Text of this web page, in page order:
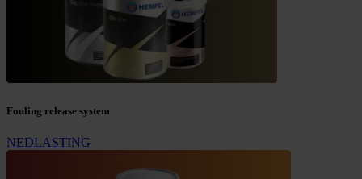
Fouling release system
NEDLASTING